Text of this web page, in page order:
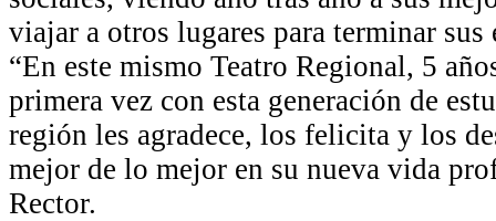
viajar a otros lugares para terminar
“En este mismo Teatro Regional, 5
primera vez con esta generación de
región les agradece, los felicita y los
mejor de lo mejor en su nueva vida
Rector.